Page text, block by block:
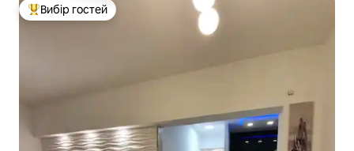
Топ вибір гостей
Вибір гостей